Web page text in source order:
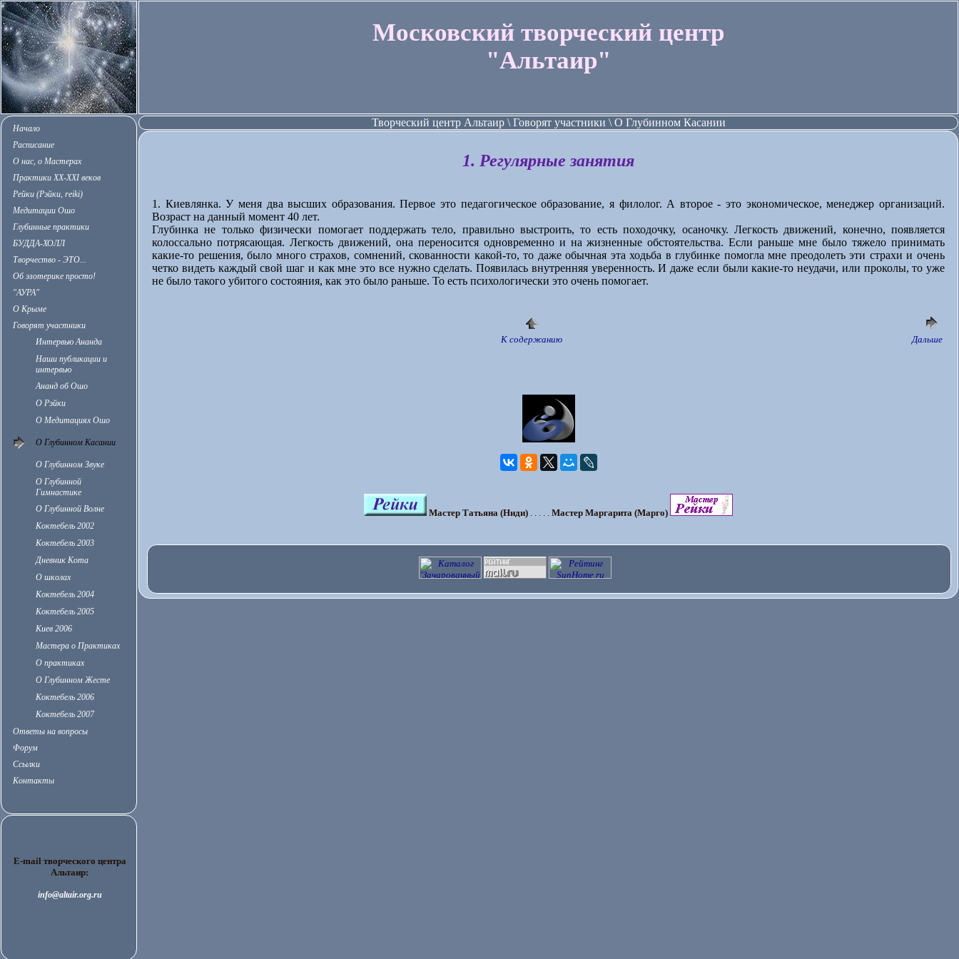
Начало
Расписание
О нас, о Мастерах
Практики XX-XXI веков
Рейки (Рэйки, reiki)
Медитации Ошо
Глубинные практики
БУДДА-ХОЛЛ
Творчество - ЭТО...
Об эзотерике просто!
"АУРА"
О Крыме
Говорят участники
Интервью Ананда
Наши публикации и
интервью
Ананд об Ошо
О Рэйки
О Медитациях Ошо
О Глубинном Касании
О Глубинном Звуке
О Глубинной
Гимнастике
О Глубинной Волне
Коктебель 2002
Коктебель 2003
Дневник Кота
О школах
Коктебель 2004
Коктебель 2005
Киев 2006
Мастера о Практиках
О практиках
О Глубинном Жесте
Коктебель 2006
Коктебель 2007
Ответы на вопросы
Форум
Ссылки
Контакты
E-mail творческого центра
Альтаир:
info@altair.org.ru
Московский творческий центр
"Альтаир"
Творческий центр Альтаир \ Говорят участники \ О Глубинном Касании
1. Регулярные занятия
1. Киевлянка. У меня два высших образования. Первое это педагогическое образование, я филолог. А второе - это экономическое, менеджер организаций.
Возраст на данный момент 40 лет.
Глубинка не только физически помогает поддержать тело, правильно выстроить, то есть походочку, осаночку. Легкость движений, конечно, появляется
колоссально потрясающая. Легкость движений, она переносится одновременно и на жизненные обстоятельства. Если раньше мне было тяжело принимать
какие-то решения, было много страхов, сомнений, скованности какой-то, то даже обычная эта ходьба в глубинке помогла мне преодолеть эти страхи и очень
четко видеть каждый свой шаг и как мне это все нужно сделать. Появилась внутренняя уверенность. И даже если были какие-то неудачи, или проколы, то уже
не было такого убитого состояния, как это было раньше. То есть психологически это очень помогает.
К содержанию Дальше
Мастер Татьяна (Ниди) . . . . . Мастер Маргарита (Марго)